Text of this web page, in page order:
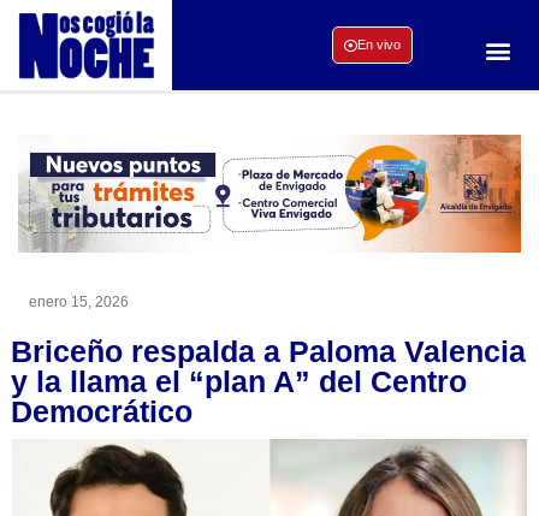
En vivo
enero 15, 2026
Briceño respalda a Paloma Valencia
y la llama el “plan A” del Centro
Democrático